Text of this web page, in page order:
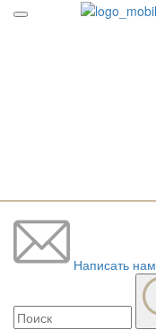
Написать нам